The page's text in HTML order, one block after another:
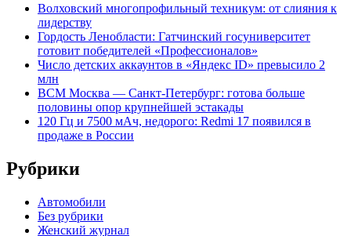
Волховский многопрофильный техникум: от слияния к
лидерству
Гордость Ленобласти: Гатчинский госуниверситет
готовит победителей «Профессионалов»
Число детских аккаунтов в «Яндекс ID» превысило 2
млн
ВСМ Москва — Санкт-Петербург: готова больше
половины опор крупнейшей эстакады
120 Гц и 7500 мАч, недорого: Redmi 17 появился в
продаже в России
Рубрики
Автомобили
Без рубрики
Женский журнал